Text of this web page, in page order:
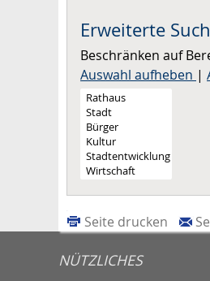
Erweiterte
Beschränken auf
Auswahl aufheben |
Seite drucken
NÜTZLICHES